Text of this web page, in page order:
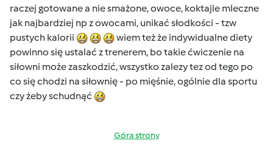
raczej gotowane a nie smażone, owoce, koktajle mleczne
jak najbardziej np z owocami, unikać słodkości - tzw
pustych kalorii
wiem też że indywidualne diety
powinno się ustalać z trenerem, bo takie ćwiczenie na
siłowni może zaszkodzić, wszystko zalezy tez od tego po
co się chodzi na siłownię - po mięśnie, ogólnie dla sportu
czy żeby schudnąć
Góra strony